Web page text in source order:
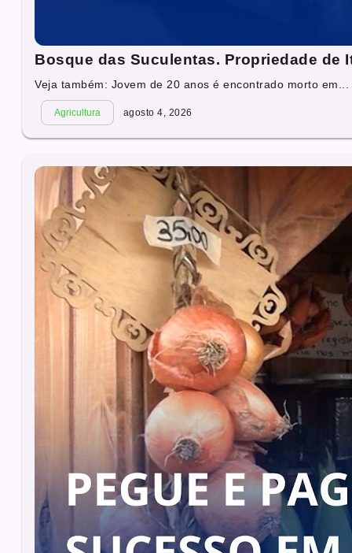
Bosque das Suculentas. Propriedade de
Veja também: Jovem de 20 anos é encontrado morto em...
Agricultura agosto 4, 2026